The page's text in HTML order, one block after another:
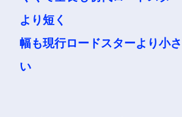
より短く
幅も現行ロードスターより小さ
い